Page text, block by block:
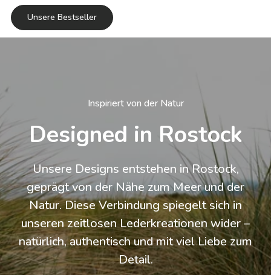
Unsere Bestseller
Inspiriert von der Natur
Designed in Rostock
Unsere Designs entstehen in Rostock,
geprägt von der Nähe zum Meer und der
Natur. Diese Verbindung spiegelt sich in
unseren zeitlosen Lederkreationen wider –
natürlich, authentisch und mit viel Liebe zum
Detail.